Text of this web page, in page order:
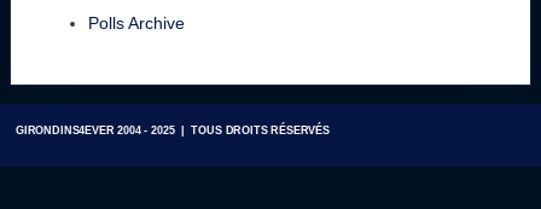
Polls Archive
GIRONDINS4EVER 2004 - 2025 | TOUS DROITS RÉSERVÉS